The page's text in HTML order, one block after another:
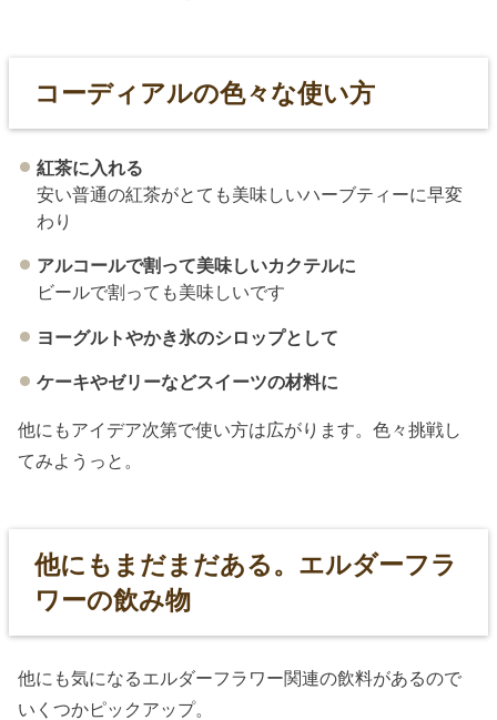
コーディアルの色々な使い方
紅茶に入れる
安い普通の紅茶がとても美味しいハーブティーに早変
わり
アルコールで割って美味しいカクテルに
ビールで割っても美味しいです
ヨーグルトやかき氷のシロップとして
ケーキやゼリーなどスイーツの材料に
他にもアイデア次第で使い方は広がります。色々挑戦し
てみようっと。
他にもまだまだある。エルダーフラ
ワーの飲み物
他にも気になるエルダーフラワー関連の飲料があるので
いくつかピックアップ。